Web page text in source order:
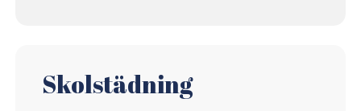
Skolstädning